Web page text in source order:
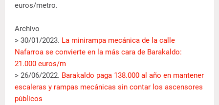
euros/metro.
Archivo
> 30/01/2023. La minirampa mecánica de la calle
Nafarroa se convierte en la más cara de Barakaldo:
21.000 euros/m
> 26/06/2022. Barakaldo paga 138.000 al año en mantener
escaleras y rampas mecánicas sin contar los ascensores
públicos